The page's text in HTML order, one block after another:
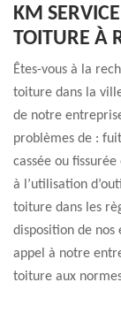
KM
TOITURE À
Êtes-vous à la
toiture dans la
de notre
problèmes de :
cassée ou
à l’utilisation
toiture dans les
disposition de nos
appel à notre
toiture aux